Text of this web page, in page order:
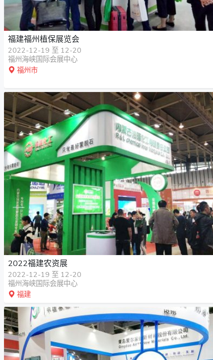
福建福州植保展览会
2022-12-19 至 12-20
福州海峡国际会展中心
福州市
2022福建农资展
2022-12-19 至 12-20
福州海峡国际会展中心
福建